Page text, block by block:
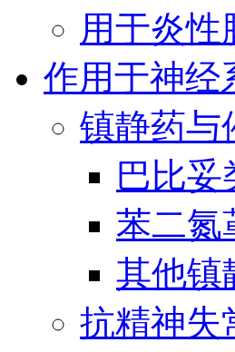
用于炎性
作用于神经
镇静药与
巴比妥
苯二氮
其他镇
抗精神失